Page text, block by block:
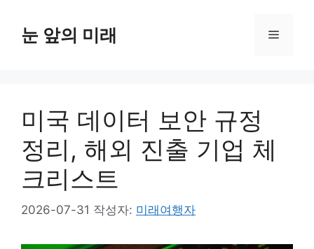
눈 앞의 미래 메
미국 데이터 보안 규정
정리, 해외 진출 기업 체
크리스트
2026-07-31 작성자: 미래여행자